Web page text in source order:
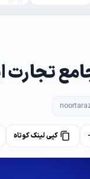
تجارت
کپی لینک کوتاه